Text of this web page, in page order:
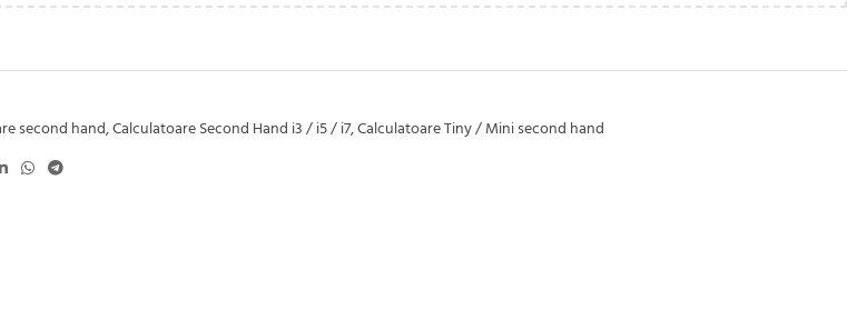
second hand,Calculatoare Second Hand i3 / i5 / i7,Calculatoare Tiny / Mini second hand